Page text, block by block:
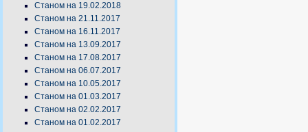
Станом на 19.02.2018
Станом на 21.11.2017
Станом на 16.11.2017
Станом на 13.09.2017
Станом на 17.08.2017
Станом на 06.07.2017
Станом на 10.05.2017
Станом на 01.03.2017
Станом на 02.02.2017
Станом на 01.02.2017